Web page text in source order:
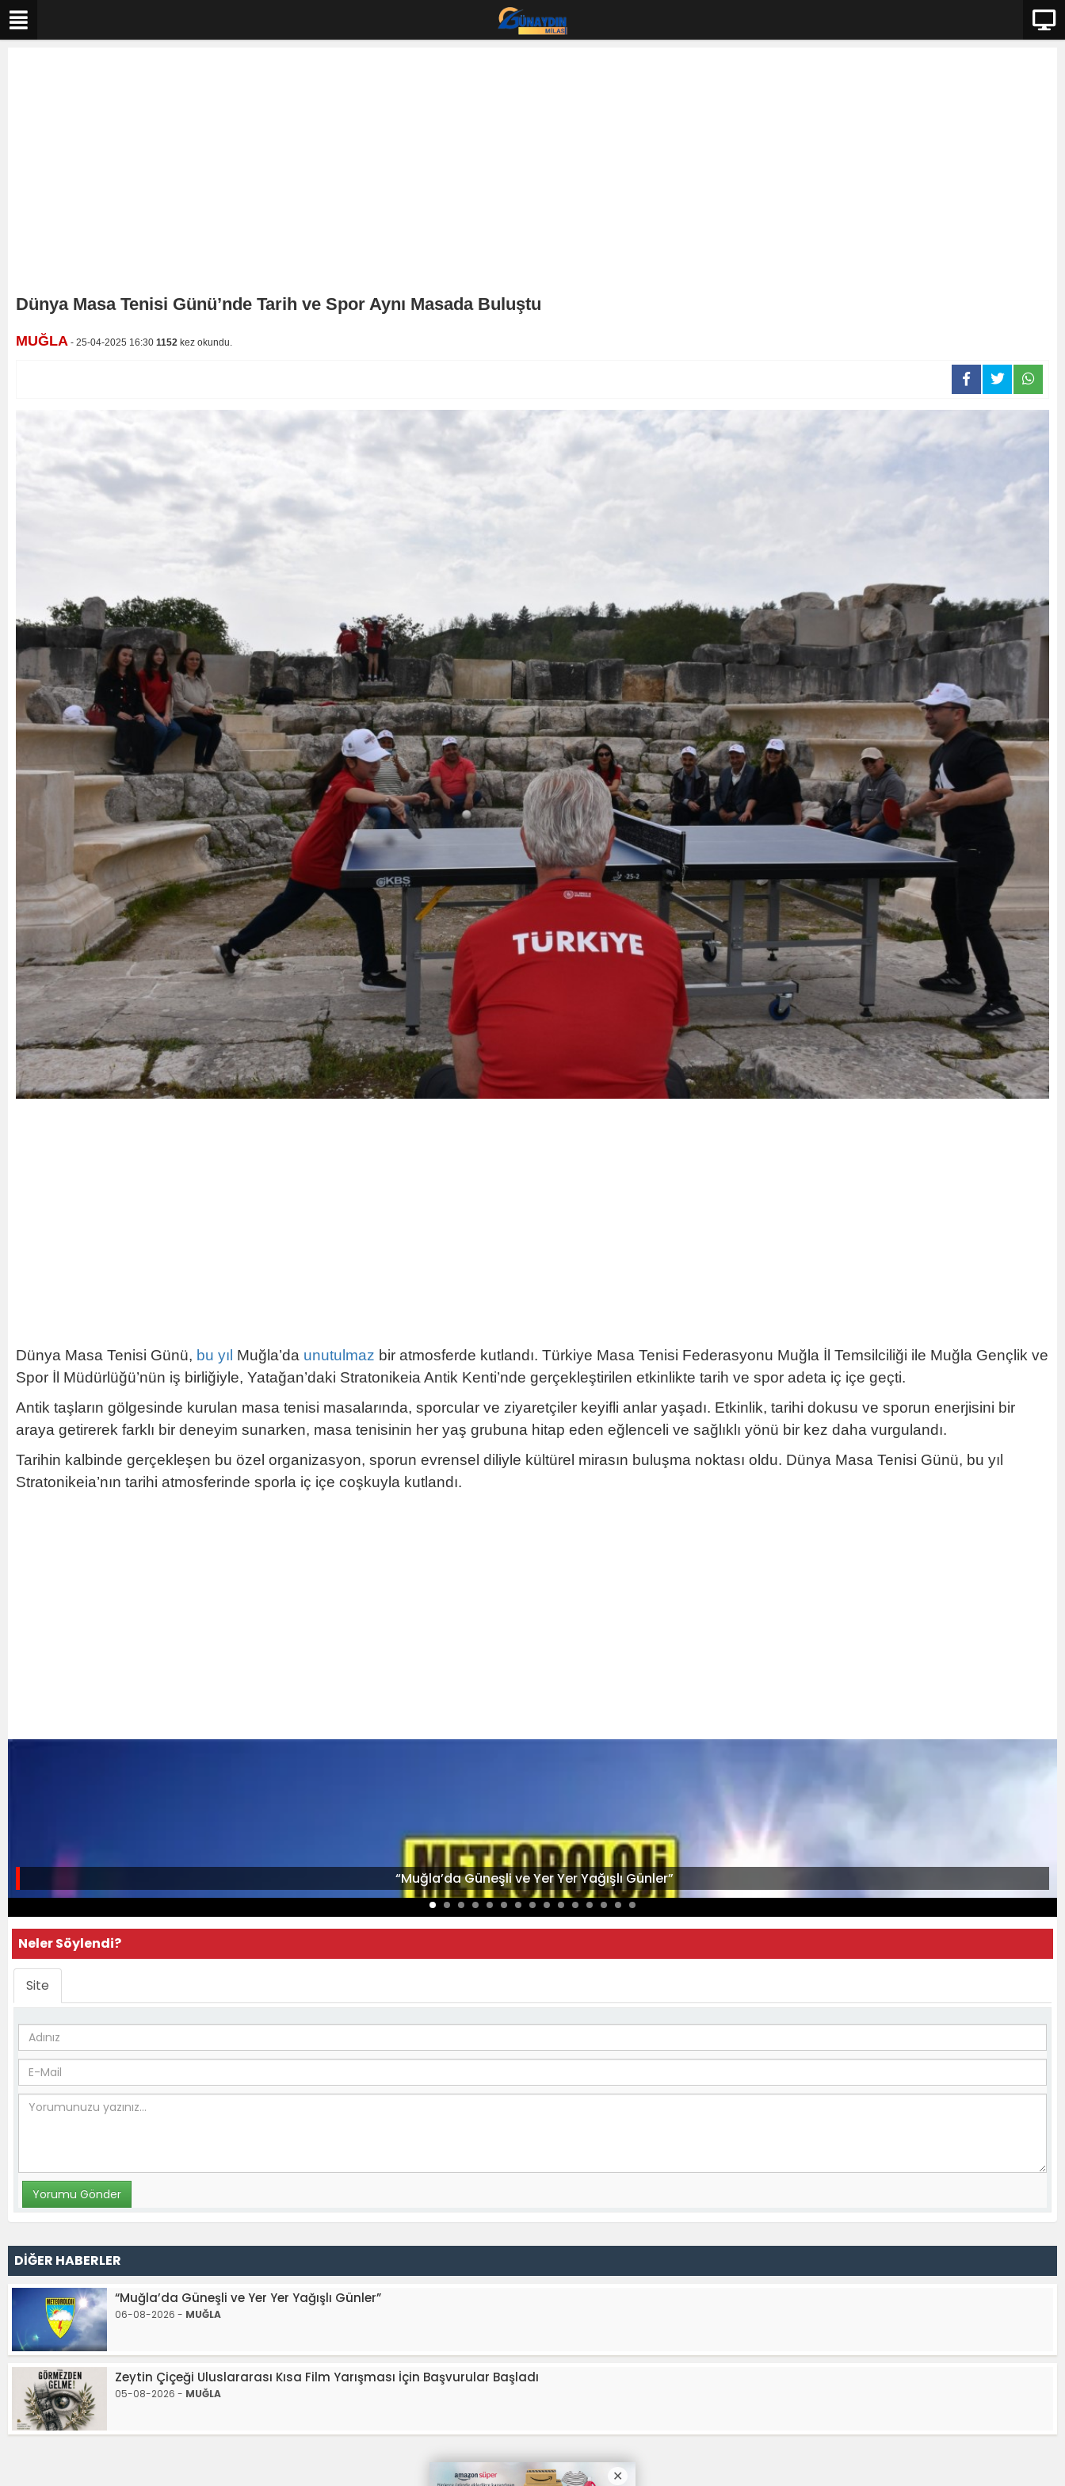
Dünya Masa Tenisi Günü’nde Tarih ve Spor Aynı Masada Buluştu
MUĞLA - 25-04-2025 16:30 1152 kez okundu.
Dünya Masa Tenisi Günü, bu yıl Muğla’da unutulmaz bir atmosferde kutlandı. Türkiye Masa Tenisi Federasyonu Muğla İl Temsilciliği ile Muğla Gençlik ve
Spor İl Müdürlüğü’nün iş birliğiyle, Yatağan’daki Stratonikeia Antik Kenti’nde gerçekleştirilen etkinlikte tarih ve spor adeta iç içe geçti.
Antik taşların gölgesinde kurulan masa tenisi masalarında, sporcular ve ziyaretçiler keyifli anlar yaşadı. Etkinlik, tarihi dokusu ve sporun enerjisini bir
araya getirerek farklı bir deneyim sunarken, masa tenisinin her yaş grubuna hitap eden eğlenceli ve sağlıklı yönü bir kez daha vurgulandı.
Tarihin kalbinde gerçekleşen bu özel organizasyon, sporun evrensel diliyle kültürel mirasın buluşma noktası oldu. Dünya Masa Tenisi Günü, bu yıl
Stratonikeia’nın tarihi atmosferinde sporla iç içe coşkuyla kutlandı.
“Muğla’da Güneşli ve Yer Yer Yağışlı Günler”
Neler Söylendi?
Site
DİĞER HABERLER
“Muğla’da Güneşli ve Yer Yer Yağışlı Günler”
06-08-2026 - MUĞLA
Zeytin Çiçeği Uluslararası Kısa Film Yarışması İçin Başvurular Başladı
05-08-2026 - MUĞLA